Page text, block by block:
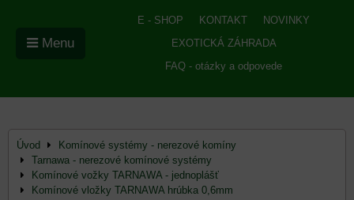
E - SHOP KONTAKT
NOVINKY
EXOTICKÁ ZÁHRADA
FAQ - otázky a odpovede
Menu
Úvod
Komínové systémy - nerezové komíny
Tarnawa - nerezové komínové systémy
Komínové vožky TARNAWA - jednoplášť
Komínové vložky TARNAWA hrúbka 0,6mm